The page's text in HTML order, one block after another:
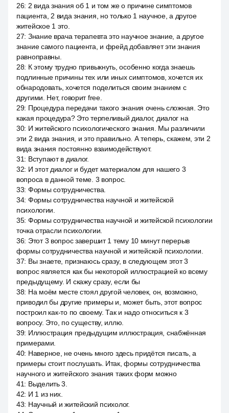
26: 2 вида знания об 1 и том же о причине симптомов
пациента, 2 вида знания, но только 1 научное, а другое
житейское 1 это.
27: Знание врача терапевта это научное знание, а другое
знание самого пациента, и фрейд добавляет эти знания
равноправны.
28: К этому трудно привыкнуть, особенно когда знаешь
подлинные причины тех или иных симптомов, хочется их
обнародовать, хочется поделиться своим знанием с
другими. Нет, говорит free.
29: Процедура передачи такого знания очень сложная. Это
какая процедура? Это терпеливый диалог, диалог на
30: И житейского психологического знания. Мы различили
эти 2 вида знания, и это правильно. А теперь, скажем, эти 2
вида знания постоянно взаимодействуют.
31: Вступают в диалог.
32: И этот диалог и будет материалом для нашего 3
вопроса в данной теме. 3 вопрос.
33: Формы сотрудничества.
34: Формы сотрудничества научной и житейской
психологии.
35: Формы сотрудничества научной и житейской психологии
точка отрасли психологии.
36: Этот 3 вопрос завершит 1 тему 10 минут перерыв
формы сотрудничества научной и житейской психологии.
37: Вы знаете, признаюсь сразу, в следующем этот 3
вопрос является как бы некоторой иллюстрацией ко всему
предыдущему. И скажу сразу, если бы
38: На моём месте стоял другой человек, он, возможно,
приводил бы другие примеры и, может быть, этот вопрос
построил как-то по своему. Так и надо относиться к 3
вопросу. Это, по существу, иллю.
39: Иллюстрация предыдущим иллюстрация, снабжённая
примерами.
40: Наверное, не очень много здесь придётся писать, а
примеры стоит послушать. Итак, формы сотрудничества
научного и житейского знания таких форм можно
41: Выделить 3.
42: И 1 из них.
43: Научный и житейский психолог.